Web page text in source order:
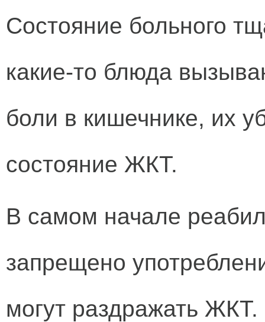
Состояние больного
какие-то блюда
боли в кишечнике, их
состояние ЖКТ.
В самом начале
запрещено
могут раздражать